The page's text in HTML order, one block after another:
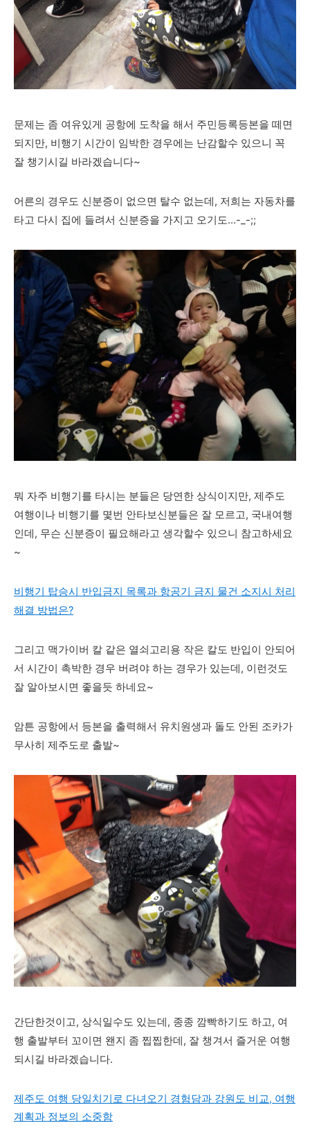
문제는 좀 여유있게 공항에 도착을 해서 주민등록등본을 떼면
되지만, 비행기 시간이 임박한 경우에는 난감할수 있으니 꼭
잘 챙기시길 바라겠습니다~
어른의 경우도 신분증이 없으면 탈수 없는데, 저희는 자동차를
타고 다시 집에 들려서 신분증을 가지고 오기도...-_-;;
뭐 자주 비행기를 타시는 분들은 당연한 상식이지만, 제주도
여행이나 비행기를 몇번 안타보신분들은 잘 모르고, 국내여행
인데, 무슨 신분증이 필요해라고 생각할수 있으니 참고하세요
~
비행기 탑승시 반입금지 목록과 항공기 금지 물건 소지시 처리
해결 방법은?
그리고 맥가이버 칼 같은 열쇠고리용 작은 칼도 반입이 안되어
서 시간이 촉박한 경우 버려야 하는 경우가 있는데, 이런것도
잘 알아보시면 좋을듯 하네요~
암튼 공항에서 등본을 출력해서 유치원생과 돌도 안된 조카가
무사히 제주도로 출발~
간단한것이고, 상식일수도 있는데, 종종 깜빡하기도 하고, 여
행 출발부터 꼬이면 왠지 좀 찝찝한데, 잘 챙겨서 즐거운 여행
되시길 바라겠습니다.
제주도 여행 당일치기로 다녀오기 경험담과 강원도 비교, 여행
계획과 정보의 소중함